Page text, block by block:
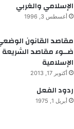
الإسلامي والغربي
أغسطس 3, 1996
مقاصد القانون
ضــوء مقاصد الشريعة
الإسلامية
أكتوبر 17, 2013
ردود الفعل
أبريل 1, 1975